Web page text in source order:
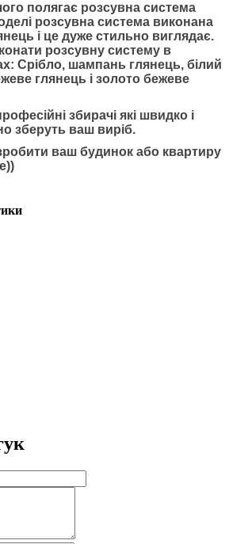
полягає розсувна система
розсувна система виконана
і це дуже стильно виглядає.
розсувну систему в
Срібло, шампань глянець, білий
глянець і золото бежеве
збирачі які швидко і
зберуть ваш виріб.
ваш будинок або квартиру